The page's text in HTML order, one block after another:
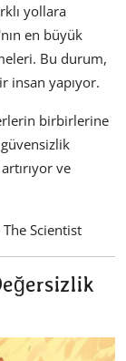
yollara
en büyük
Bu durum,
insan yapıyor.
birbirlerine
güvensizlik
ve
Scientist